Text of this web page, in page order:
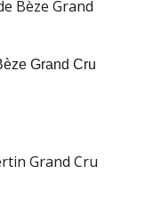
Grand Cru